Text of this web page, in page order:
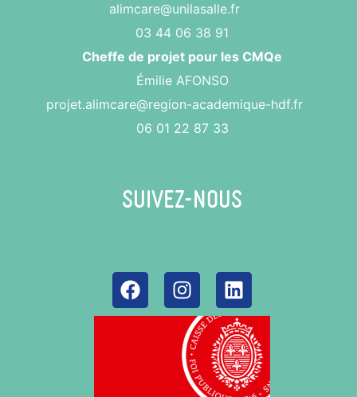
alimcare@unilasalle.fr
03 44 06 38 91
Cheffe de projet pour les CMQe
Émilie AFONSO
projet.alimcare@region-academique-hdf.fr
06 01 22 87 33
Suivez-nous